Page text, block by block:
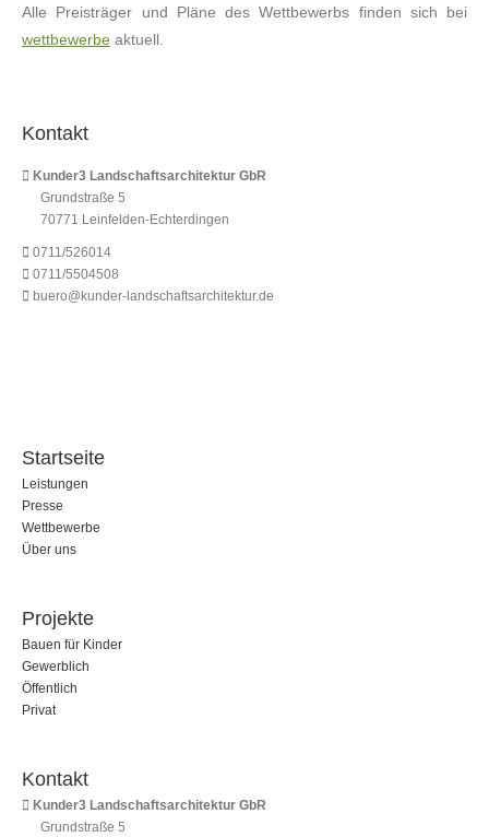
Alle Preisträger und Pläne des Wettbewerbs finden sich bei
wettbewerbe aktuell.
Kontakt
Kunder3 Landschaftsarchitektur GbR
Grundstraße 5
70771 Leinfelden-Echterdingen
0711/526014
0711/5504508
buero@kunder-landschaftsarchitektur.de
Startseite
Leistungen
Presse
Wettbewerbe
Über uns
Projekte
Bauen für Kinder
Gewerblich
Öffentlich
Privat
Kontakt
Kunder3 Landschaftsarchitektur GbR
Grundstraße 5